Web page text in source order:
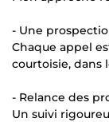
- Une
Chaque appel
courtoisie, dans
- Relance des
Un suivi